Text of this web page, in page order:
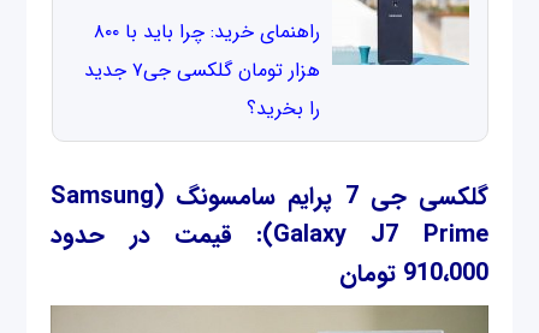
راهنمای خرید: چرا باید با ۸۰۰
هزار تومان گلکسی جی۷ جدید
را بخرید؟
گلکسی جی 7 پرایم سامسونگ
(Samsung
Galaxy J7 Prime) : قیمت در حدود
910،000 تومان